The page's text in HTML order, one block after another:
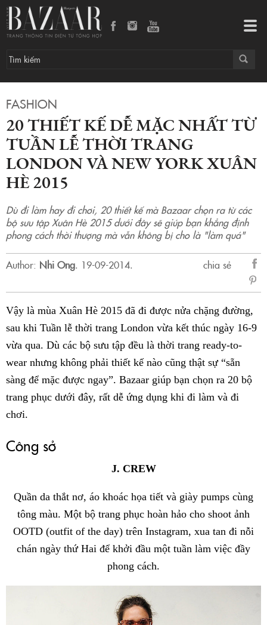
FASHION
20 THIẾT KẾ DỄ MẶC NHẤT TỪ
TUẦN LỄ THỜI TRANG
LONDON VÀ NEW YORK XUÂN
HÈ 2015
Dù đi làm hay đi chơi, 20 thiết kế mà Bazaar chọn ra từ các
bộ sưu tập Xuân Hè 2015 dưới đây sẽ giúp bạn khẳng định
phong cách thời thượng mà vẫn không bị cho là "làm quá"
Author: Nhi Ong. 19-09-2014.
chia sẻ
sẻ
Vậy là mùa Xuân Hè 2015 đã đi được nửa chặng đường,
sau khi Tuần lễ thời trang London vừa kết thúc ngày 16-9
vừa qua. Dù các bộ sưu tập đều là thời trang ready-to-
wear nhưng không phải thiết kế nào cũng thật sự “sẵn
sàng để mặc được ngay”. Bazaar giúp bạn chọn ra 20 bộ
trang phục dưới đây, rất dễ ứng dụng khi đi làm và đi
chơi.
Công sở
J. CREW
Quần da thắt nơ, áo khoác họa tiết và giày pumps cùng
tông màu. Một bộ trang phục hoàn hảo cho shoot ảnh
OOTD (outfit of the day) trên Instagram, xua tan đi nỗi
chán ngày thứ Hai để khởi đầu một tuần làm việc đầy
phong cách.